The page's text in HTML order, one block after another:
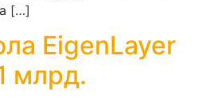
[…]
EigenLayer
млрд.